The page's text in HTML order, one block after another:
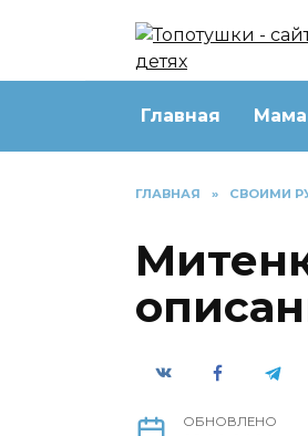
Главная Мама
ГЛАВНАЯ » СВОИМИ
ОБНОВЛЕНО